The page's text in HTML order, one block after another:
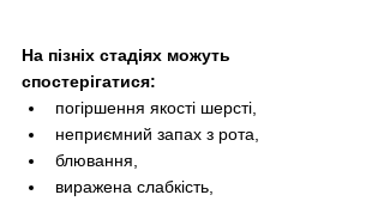
На пізніх стадіях можуть
спостерігатися:
погіршення якості шерсті,
неприємний запах з рота,
блювання,
виражена слабкість,